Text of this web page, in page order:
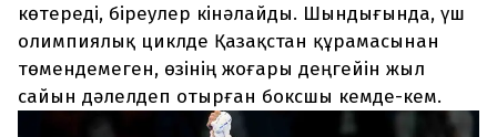
Редакциямен байланыс
+7 708 604 51 06
Жарнама бөлімі
+7 701 220 64 52
Пошта
zhasalash100@gmail.com
көтереді, біреулер кінәлайды. Шындығында, үш
олимпиялық циклде Қазақстан құрамасынан
төмендемеген, өзінің жоғары деңгейін жыл
сайын дәлелдеп отырған боксшы кемде-кем.